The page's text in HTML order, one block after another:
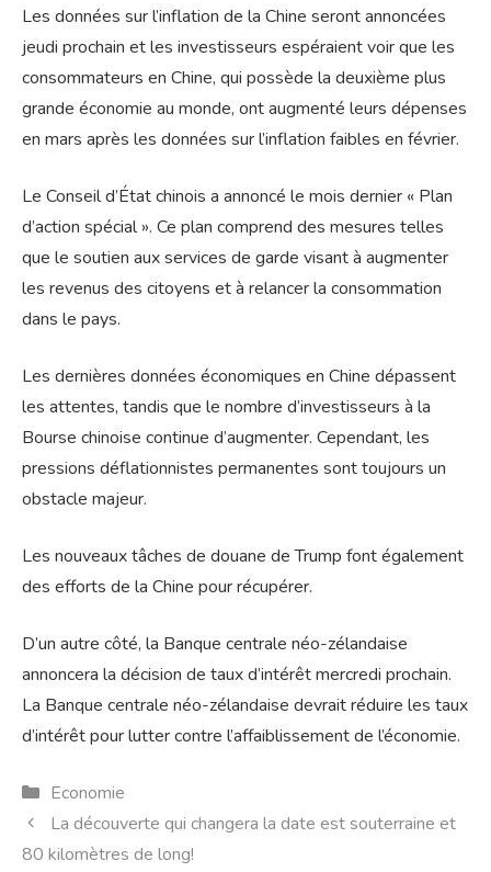
Les données sur l’inflation de la Chine seront annoncées
jeudi prochain et les investisseurs espéraient voir que les
consommateurs en Chine, qui possède la deuxième plus
grande économie au monde, ont augmenté leurs dépenses
en mars après les données sur l’inflation faibles en février.
Le Conseil d’État chinois a annoncé le mois dernier « Plan
d’action spécial ». Ce plan comprend des mesures telles
que le soutien aux services de garde visant à augmenter
les revenus des citoyens et à relancer la consommation
dans le pays.
Les dernières données économiques en Chine dépassent
les attentes, tandis que le nombre d’investisseurs à la
Bourse chinoise continue d’augmenter. Cependant, les
pressions déflationnistes permanentes sont toujours un
obstacle majeur.
Les nouveaux tâches de douane de Trump font également
des efforts de la Chine pour récupérer.
D’un autre côté, la Banque centrale néo-zélandaise
annoncera la décision de taux d’intérêt mercredi prochain.
La Banque centrale néo-zélandaise devrait réduire les taux
d’intérêt pour lutter contre l’affaiblissement de l’économie.
Catégories
Economie
La découverte qui changera la date est souterraine et
80 kilomètres de long!